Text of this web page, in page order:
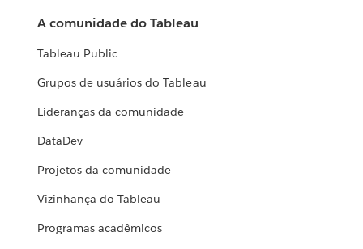
A comunidade do Tableau
Tableau Public
Grupos de usuários do Tableau
Lideranças da comunidade
DataDev
Projetos da comunidade
Vizinhança do Tableau
Programas acadêmicos